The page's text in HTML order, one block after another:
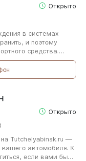
Открыто
в системах
и поэтому
средства.
Открыто
на Tutchelyabinsk.ru —
вашего автомобиля. К
если вами были